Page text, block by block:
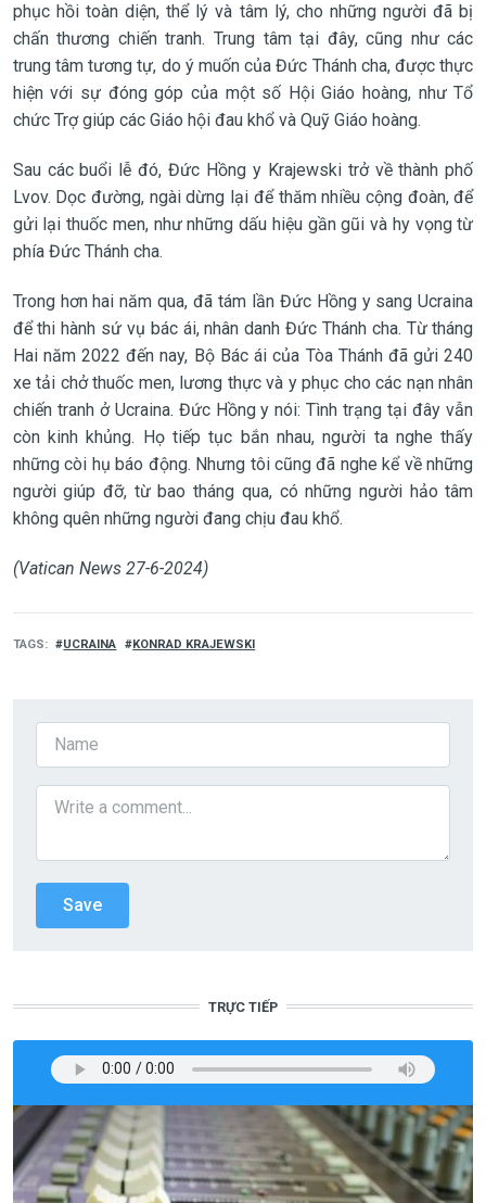
phục hồi toàn diện, thể lý và tâm lý, cho những người đã bị
chấn thương chiến tranh. Trung tâm tại đây, cũng như các
trung tâm tương tự, do ý muốn của Đức Thánh cha, được thực
hiện với sự đóng góp của một số Hội Giáo hoàng, như Tổ
chức Trợ giúp các Giáo hội đau khổ và Quỹ Giáo hoàng.
Sau các buổi lễ đó, Đức Hồng y Krajewski trở về thành phố
Lvov. Dọc đường, ngài dừng lại để thăm nhiều cộng đoàn, để
gửi lại thuốc men, như những dấu hiệu gần gũi và hy vọng từ
phía Đức Thánh cha.
Trong hơn hai năm qua, đã tám lần Đức Hồng y sang Ucraina
để thi hành sứ vụ bác ái, nhân danh Đức Thánh cha. Từ tháng
Hai năm 2022 đến nay, Bộ Bác ái của Tòa Thánh đã gửi 240
xe tải chở thuốc men, lương thực và y phục cho các nạn nhân
chiến tranh ở Ucraina. Đức Hồng y nói: Tình trạng tại đây vẫn
còn kinh khủng. Họ tiếp tục bắn nhau, người ta nghe thấy
những còi hụ báo động. Nhưng tôi cũng đã nghe kể về những
người giúp đỡ, từ bao tháng qua, có những người hảo tâm
không quên những người đang chịu đau khổ.
(Vatican News 27-6-2024)
TAGS UCRAINA KONRAD KRAJEWSKI
TRỰC TIẾP